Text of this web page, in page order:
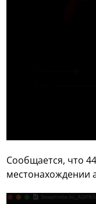
Сообщается, что
местонахождении